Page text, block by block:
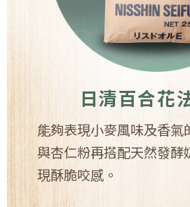
日清百合花
能夠表現小麥風味及香氣
與杏仁粉再搭配天然發酵
現酥脆咬感。